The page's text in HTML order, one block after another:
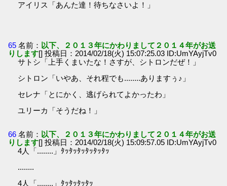
アイリス「あんた達！待ちなさいよ！」
65 名前： 以下、２０１３年にかわりまして２０１４年がお送
りします[] 投稿日：2014/02/18(火) 15:07:25.03 ID:UmYAyjTv0
サトシ「上手くまいたな！さすが、シトロンだぜ！」
シトロン「いやあ、それ程でも........ありますぅ♪」
セレナ「とにかく、逃げられてよかったわ」
ユリーカ「そうだね！」
66 名前： 以下、２０１３年にかわりまして２０１４年がお送
りします[] 投稿日：2014/02/18(火) 15:09:57.05 ID:UmYAyjTv0
4人「........」ﾀｯﾀｯﾀｯﾀｯﾀｯﾀｯ
........
4人「........」ﾀｯﾀｯﾀｯﾀｯ